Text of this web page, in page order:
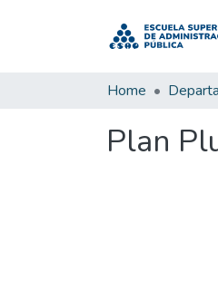
Home
Plan